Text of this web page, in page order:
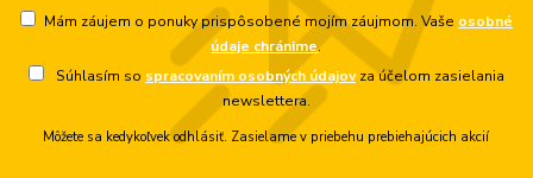
Mám záujem o ponuky prispôsobené mojím záujmom. Vaše osobné
údaje chránime.
Súhlasím so spracovaním osobných údajovza účelom zasielania
newslettera.
Môžete sa kedykoľvek odhlásiť. Zasielame v priebehu prebiehajúcich akcií